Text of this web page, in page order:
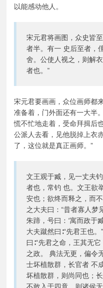
以能感动他人。
宋元君将画图，众史皆
者半。有一 史后至者，
舍。公使人视之，则解
者也。”
宋元君要画画，众位画师都
准备着，门外面还有一大半
慌不忙地走着，受命拜揖后
公派人去看，见他脱掉上衣
了，这位就是真正画师。”
文王观于臧，见一丈夫
者也，常钓 也。文王欲
安也；欲终而释之，而
之大夫曰：“昔者寡人梦
朱蹄，号曰：‘寓而政于
大夫蹴然曰∶“先君王也
曰∶“先君之命，王其无
之政。 典法无更，偏令
士坏植散群，长官者 不
坏植散群，则尚同也；
不敢入于四竟，则诸侯